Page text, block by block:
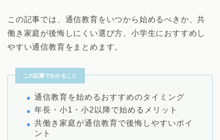
この記事では、通信教育をいつから始めるべきか、共
働き家庭が後悔しにくい選び方、小学生におすすめし
やすい通信教育をまとめます。
この記事でわかること
通信教育を始めるおすすめのタイミング
年長・小1・小2以降で始めるメリット
共働き家庭が通信教育で後悔しやすいポイ
ント